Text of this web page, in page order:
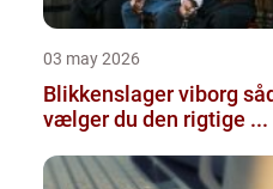
03 may 2026
Blikkenslager viborg sådan
vælger du den rigtige ...